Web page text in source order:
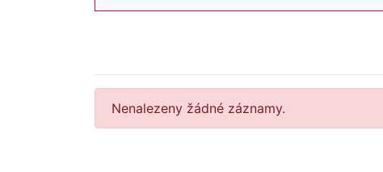
Nenalezeny žádné záznamy.